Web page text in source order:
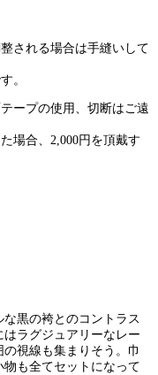
される場合は手縫いして
。
ープの使用、切断はご遠
場合、2,000円を頂戴す
黒の袴とのコントラス
はラグジュアリーなレー
視線も集まりそう。巾
も全てセットになって